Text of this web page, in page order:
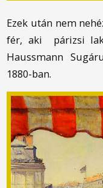
Ezek után nem
férfi, aki párizsi
Haussmann
1880-ban.